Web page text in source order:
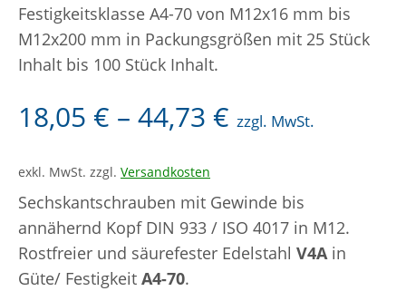
SALE
WARENKORB
KASSE
Search
Festigkeitsklasse A4-70 von M12x16 mm bis
M12x200 mm in Packungsgrößen mit 25 Stück
Inhalt bis 100 Stück Inhalt.
18,05 € – 44,73 € zzgl. MwSt.
exkl. MwSt. zzgl. Versandkosten
Sechskantschrauben mit Gewinde bis
annähernd Kopf DIN 933 / ISO 4017 in M12.
Rostfreier und säurefester Edelstahl V4A in
Güte/ Festigkeit A4-70.